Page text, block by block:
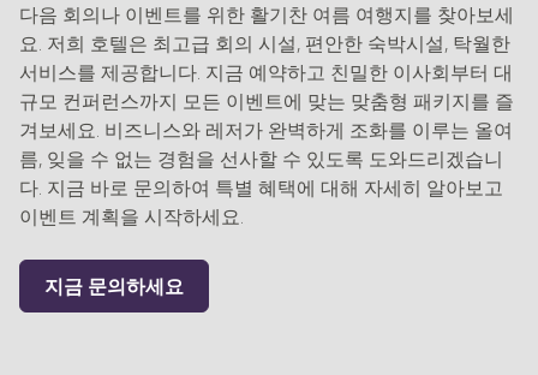
다음 회의나 이벤트를 위한 활기찬 여름 여행지를 찾아보세
요. 저희 호텔은 최고급 회의 시설, 편안한 숙박시설, 탁월한
서비스를 제공합니다. 지금 예약하고 친밀한 이사회부터 대
규모 컨퍼런스까지 모든 이벤트에 맞는 맞춤형 패키지를 즐
겨보세요. 비즈니스와 레저가 완벽하게 조화를 이루는 올여
름, 잊을 수 없는 경험을 선사할 수 있도록 도와드리겠습니
다. 지금 바로 문의하여 특별 혜택에 대해 자세히 알아보고
이벤트 계획을 시작하세요.
지금 문의하세요